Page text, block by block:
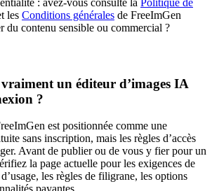
: avez-vous consulté la Politique de
les Conditions générales de FreeImGen
du contenu sensible ou commercial ?
un éditeur d’images IA
?
est positionnée comme une
sans inscription, mais les règles d’accès
Avant de publier ou de vous y fier pour un
la page actuelle pour les exigences de
les règles de filigrane, les options